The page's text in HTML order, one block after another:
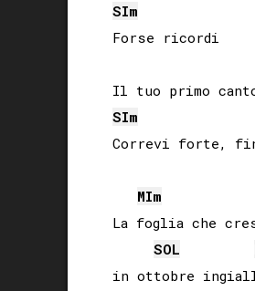
SIm
Forse ricordi
Il tuo primo
SIm
MIm
La foglia che
SOL
in ottobre